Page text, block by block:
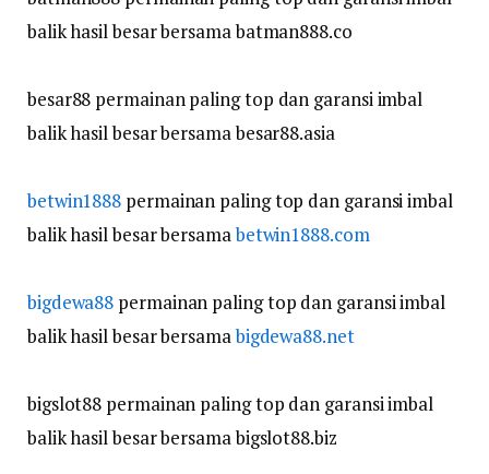
balik hasil besar bersama batman888.co
besar88 permainan paling top dan garansi imbal
balik hasil besar bersama besar88.asia
betwin1888 permainan paling top dan garansi imbal
balik hasil besar bersamabetwin1888.com
bigdewa88 permainan paling top dan garansi imbal
balik hasil besar bersamabigdewa88.net
bigslot88 permainan paling top dan garansi imbal
balik hasil besar bersama bigslot88.biz